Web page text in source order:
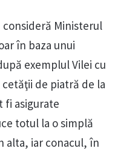
Ministerul
în baza unui
exemplul Vilei cu
cetăţii de piatră de la
fi asigurate
totul la o simplă
alta, iar conacul, în